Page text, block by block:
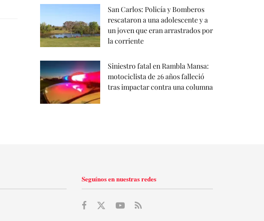
San Carlos: Policía y Bomberos
rescataron a una adolescente y a
un joven que eran arrastrados por
la corriente
Siniestro fatal en Rambla Mansa:
motociclista de 26 años falleció
tras impactar contra una columna
Seguínos en nuestras redes